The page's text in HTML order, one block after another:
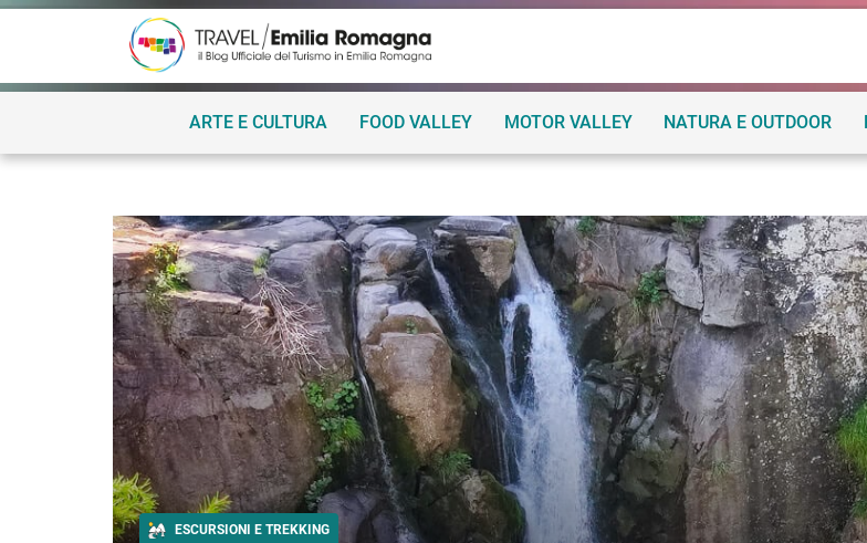
ARTE E CULTURA FOOD VALLEY MOTOR VALLEY NATURA E OUTDOOR
ESCURSIONI E TREKKING